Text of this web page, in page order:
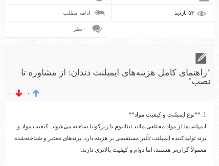
ادامه مطلب
۰ نظر
"راهنمای کامل هزینه‌های ایمپلنت دندان: از مشاوره تا
نصب"
۰ ۰
1. **نوع ایمپلنت و کیفیت مواد**
ایمپلنت‌ها از مواد مختلفی مانند تیتانیوم یا زیرکونیا ساخته می‌شوند. کیفیت مواد و
برند تولیدکننده ایمپلنت تأثیر مستقیمی بر هزینه دارد. برندهای معتبر و شناخته‌شده
معمولاً گران‌تر هستند، اما دوام و کیفیت بالاتری دارند.